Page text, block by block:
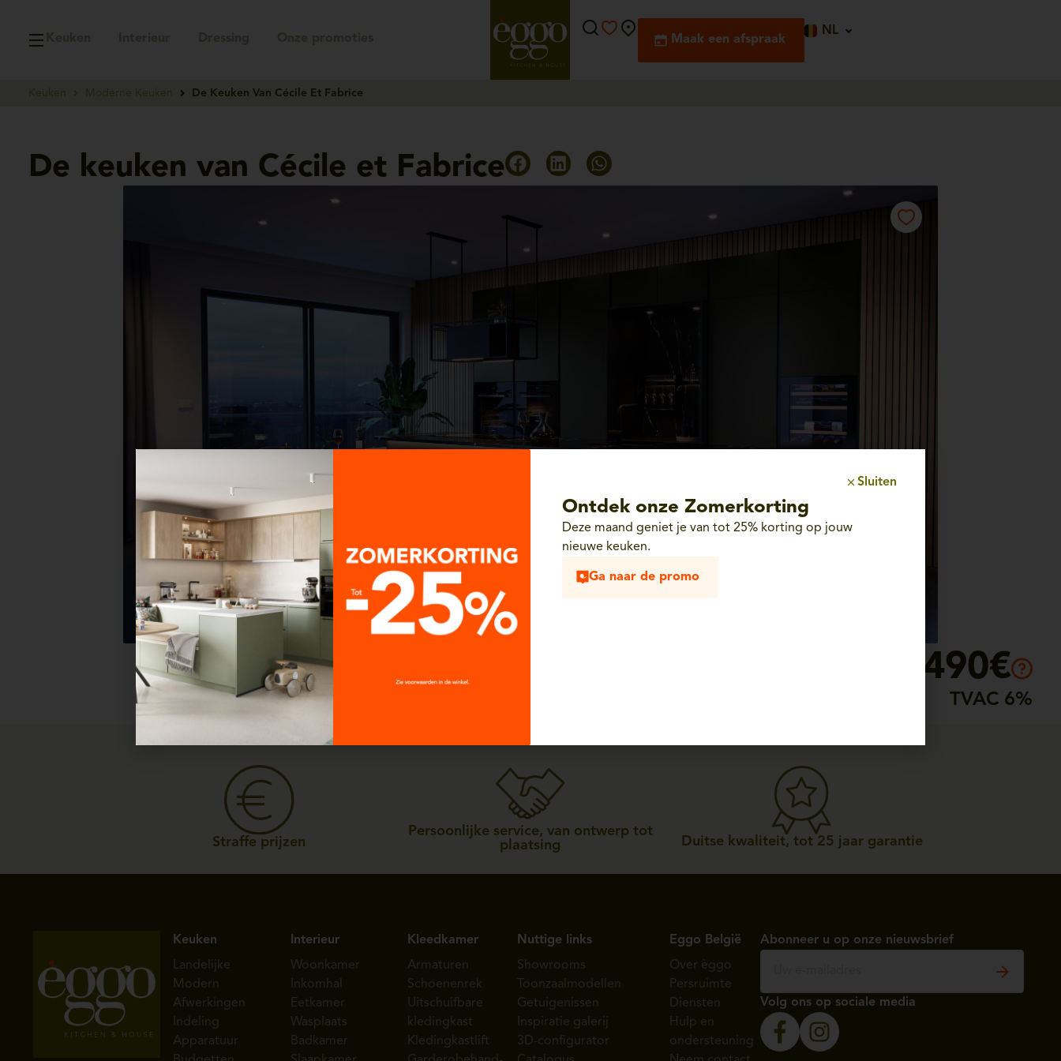
Maak een afspraak
NL
Keuken Moderne Keuken De Keuken Van Cécile Et Fabrice
De keuken van Cécile et Fabrice
23.490€
TVAC 6%
Straffe prijzen
Persoonlijke service, van ontwerp tot
plaatsing
Duitse kwaliteit, tot 25 jaar garantie
Keuken
Landelijke
Modern
Afwerkingen
Indeling
Apparatuur
Interieur
Woonkamer
Inkomhal
Eetkamer
Wasplaats
Badkamer
Kleedkamer
Armaturen
Schoenenrek
Uitschuifbare
kledingkast
Kledingkastlift
Nuttige links
Showrooms
Toonzaalmodellen
Getuigenissen
Inspiratie galerij
3D-configurator
Eggo België
Over èggo
Persruimte
Diensten
Hulp en
ondersteuning
Abonneer u op onze nieuwsbrief
Volg ons op sociale media
Sluiten
Ontdek onze Zomerkorting
Deze maand geniet je van tot 25% korting op jouw
nieuwe keuken.
Ga naar de promo